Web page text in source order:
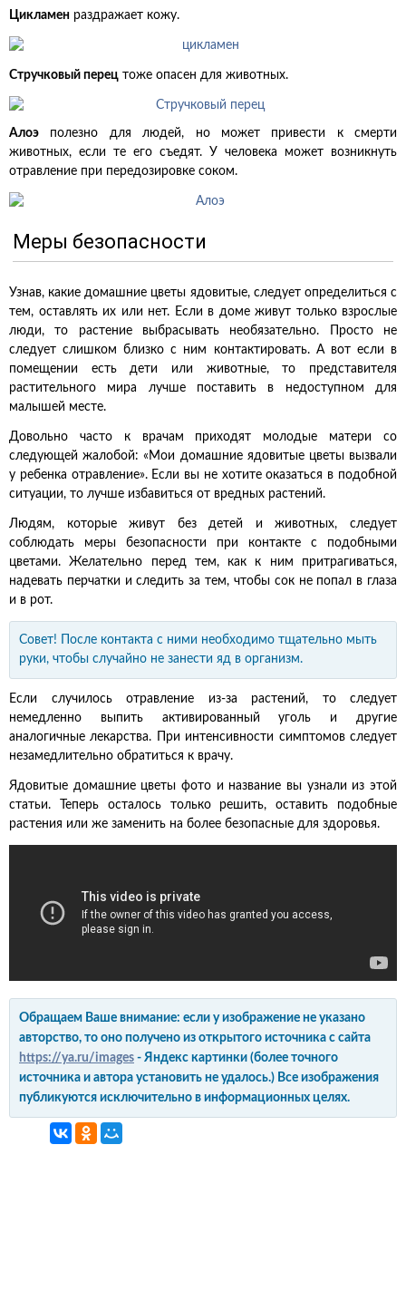
Цикламен раздражает кожу.
Стручковый перец тоже опасен для животных.
Алоэ полезно для людей, но может привести к смерти
животных, если те его съедят. У человека может возникнуть
отравление при передозировке соком.
Меры безопасности
Узнав, какие домашние цветы ядовитые, следует определиться с
тем, оставлять их или нет. Если в доме живут только взрослые
люди, то растение выбрасывать необязательно. Просто не
следует слишком близко с ним контактировать. А вот если в
помещении есть дети или животные, то представителя
растительного мира лучше поставить в недоступном для
малышей месте.
Довольно часто к врачам приходят молодые матери со
следующей жалобой: «Мои домашние ядовитые цветы вызвали
у ребенка отравление». Если вы не хотите оказаться в подобной
ситуации, то лучше избавиться от вредных растений.
Людям, которые живут без детей и животных, следует
соблюдать меры безопасности при контакте с подобными
цветами. Желательно перед тем, как к ним притрагиваться,
надевать перчатки и следить за тем, чтобы сок не попал в глаза
и в рот.
Совет! После контакта с ними необходимо тщательно мыть
руки, чтобы случайно не занести яд в организм.
Если случилось отравление из-за растений, то следует
немедленно выпить активированный уголь и другие
аналогичные лекарства. При интенсивности симптомов следует
незамедлительно обратиться к врачу.
Ядовитые домашние цветы фото и название вы узнали из этой
статьи. Теперь осталось только решить, оставить подобные
растения или же заменить на более безопасные для здоровья.
Обращаем Ваше внимание: если у изображение не указано
авторство, то оно получено из открытого источника с сайта
https://ya.ru/images - Яндекс картинки (более точного
источника и автора установить не удалось.) Все изображения
публикуются исключительно в информационных целях.